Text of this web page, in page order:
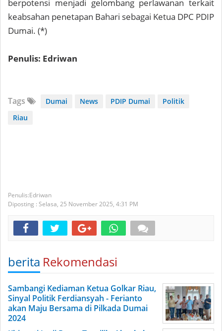
berpotensi menjadi gelombang perlawanan terkait
keabsahan penetapan Bahari sebagai Ketua DPC PDIP
Dumai. (*)
Penulis: Edriwan
Tags Dumai News PDIP Dumai
Politik
Riau
Edriwan
Diposting : Selasa, 25 November 2025, 4:31 PM
berita Rekomendasi
Sambangi Kediaman Ketua Golkar Riau,
Sinyal Politik Ferdiansyah - Ferianto
akan Maju Bersama di Pilkada Dumai
2024